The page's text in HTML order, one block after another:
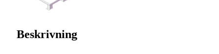
Beskrivning